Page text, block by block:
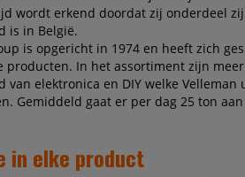
wordt erkend doordat zij onderdeel
is in België.
is opgericht in 1974 en heeft zich
producten. In het assortiment zijn
van elektronica en DIY welke
Gemiddeld gaat er per dag 25 ton
in elke product